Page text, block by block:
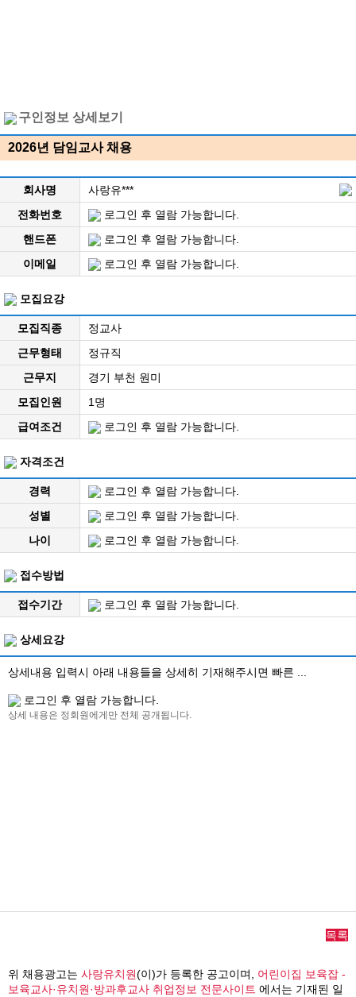
구인정보 상세보기
2026년 담임교사 채용
회사명
사랑유***
전화번호
로그인 후 열람 가능합니다.
핸드폰
로그인 후 열람 가능합니다.
이메일
로그인 후 열람 가능합니다.
모집요강
모집직종
정교사
근무형태
정규직
근무지
경기 부천 원미
모집인원
1명
급여조건
로그인 후 열람 가능합니다.
자격조건
경력
로그인 후 열람 가능합니다.
성별
로그인 후 열람 가능합니다.
나이
로그인 후 열람 가능합니다.
접수방법
접수기간 로그인 후 열람 가능합니다.
상세요강
상세내용 입력시 아래 내용들을 상세히 기재해주시면 빠른 ...
로그인 후 열람 가능합니다.
상세 내용은 정회원에게만 전체 공개됩니다.
목록
위 채용광고는 사랑유치원(이)가 등록한 공고이며, 어린이집 보육잡 -
보육교사·유치원·방과후교사 취업정보 전문사이트 에서는 기재된 일